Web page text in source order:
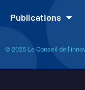
Publications
© 2025 Le Conseil de